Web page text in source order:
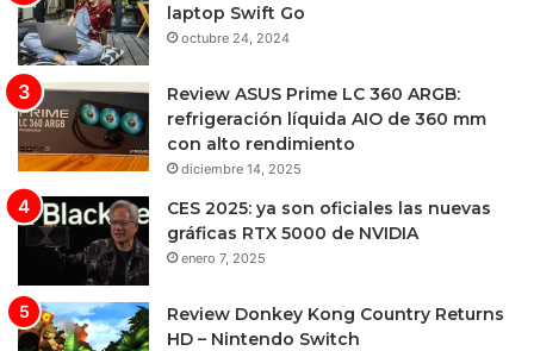
laptop Swift Go
octubre 24, 2024
Review ASUS Prime LC 360 ARGB:
refrigeración líquida AIO de 360 mm
con alto rendimiento
diciembre 14, 2025
CES 2025: ya son oficiales las nuevas
gráficas RTX 5000 de NVIDIA
enero 7, 2025
Review Donkey Kong Country Returns
HD – Nintendo Switch